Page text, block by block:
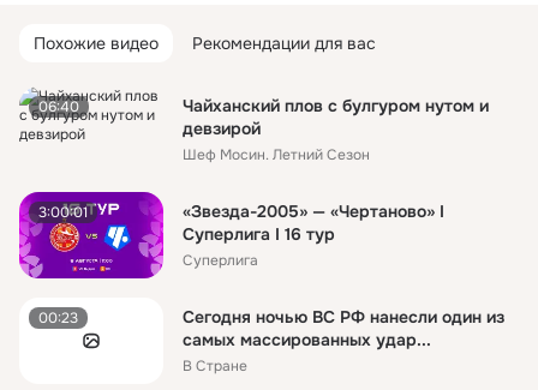
Похожие видео Рекомендации для вас
06:40
Чайханский плов с булгуром нутом и
девзирой
Шеф Мосин. Летний Сезон
3:00:01
«Звезда-2005» — «Чертаново» I
Суперлига I 16 тур
Суперлига
00:23
Сегодня ночью ВС РФ нанесли один из
самых массированных удар...
В Стране